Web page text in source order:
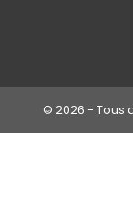
© 2026 - Tous